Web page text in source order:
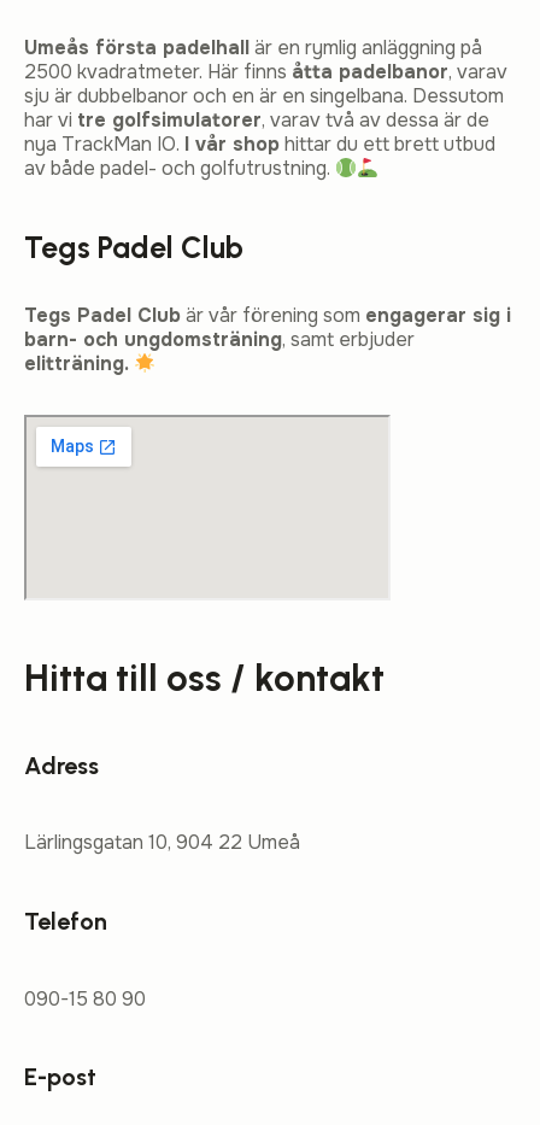
Umeås första padelhallär en rymlig anläggning på
2500 kvadratmeter. Här finns åtta padelbanor, varav
sju är dubbelbanor och en är en singelbana. Dessutom
har vi tre golfsimulatorer, varav två av dessa är de
nya TrackMan IO. I vår shophittar du ett brett utbud
av både padel- och golfutrustning.
Tegs Padel Club
Tegs Padel Clubär vår förening som engagerar sig i
barn- och ungdomsträning, samt erbjuder
elitträning.
Hitta till oss / kontakt
Adress
Lärlingsgatan 10, 904 22 Umeå
Telefon
090-15 80 90
E-post